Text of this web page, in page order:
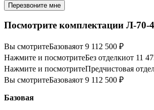
Перезвоните мне
Посмотрите комплектации Л-70-
Вы смотритеБазоваяот 9 112 500 ₽
Нажмите и посмотритеБез отделкиот 11
Нажмите и посмотритеПредчистовая
Вы смотритеБазоваяот 9 112 500 ₽
Базовая